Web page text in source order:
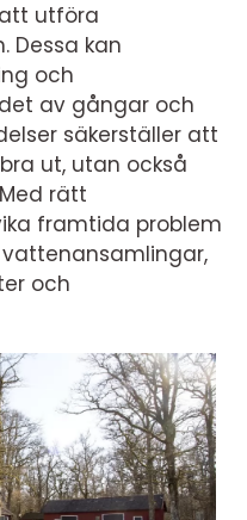
utföra
Dessa kan
och
av gångar och
säkerställer att
ut, utan också
rätt
framtida problem
och